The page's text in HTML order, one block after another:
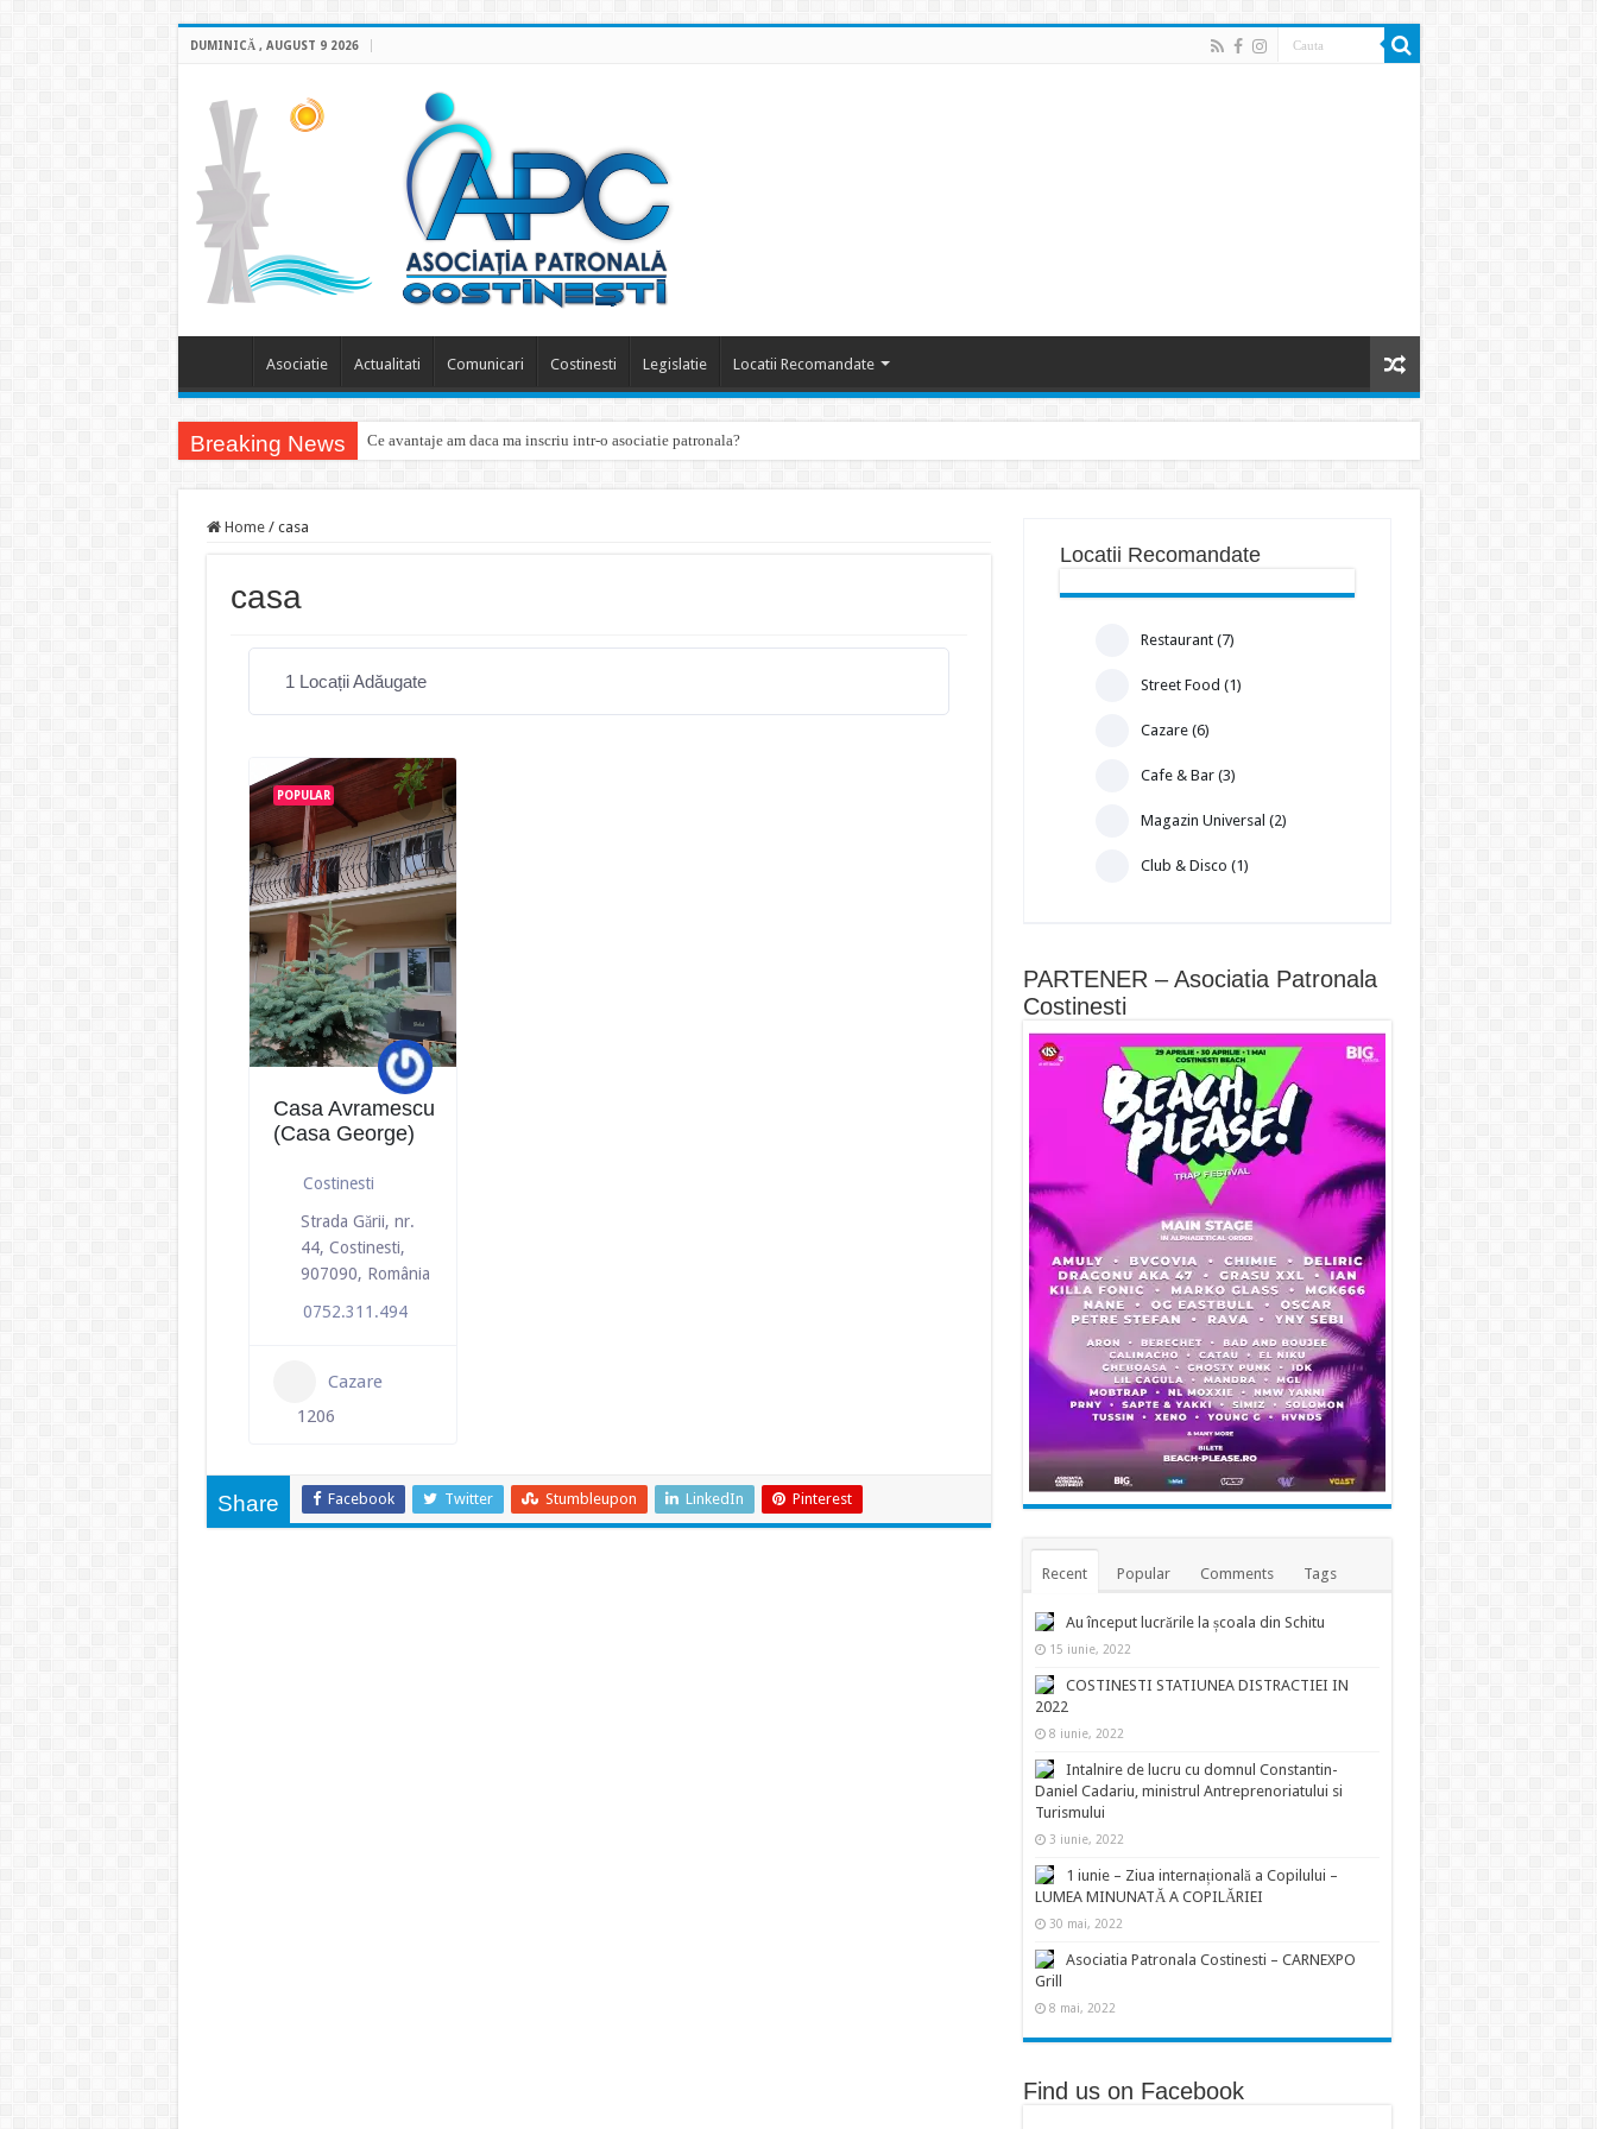
DUMINICĂ , AUGUST 9 2026
Asociatie Actualitati Comunicari Costinesti Legislatie Locatii Recomandate
Breaking News Ce avantaje am daca ma inscriu intr-o asociatie patronala?
Home / casa
casa
1 Locații Adăugate
POPULAR
Casa Avramescu
(Casa George)
Costinesti
Strada Gării, nr.
44, Costinesti,
907090, România
0752.311.494
Cazare
1206
Share Facebook Twitter Stumbleupon LinkedIn Pinterest
Locatii Recomandate
Restaurant (7)
Street Food (1)
Cazare (6)
Cafe & Bar (3)
Magazin Universal (2)
Club & Disco (1)
PARTENER – Asociatia Patronala
Costinesti
Recent Popular Comments Tags
Au început lucrările la școala din Schitu
15 iunie, 2022
COSTINESTI STATIUNEA DISTRACTIEI IN
2022
8 iunie, 2022
Intalnire de lucru cu domnul Constantin-
Daniel Cadariu, ministrul Antreprenoriatului si
Turismului
3 iunie, 2022
1 iunie – Ziua internațională a Copilului –
LUMEA MINUNATĂ A COPILĂRIEI
30 mai, 2022
Asociatia Patronala Costinesti – CARNEXPO
Grill
8 mai, 2022
Find us on Facebook